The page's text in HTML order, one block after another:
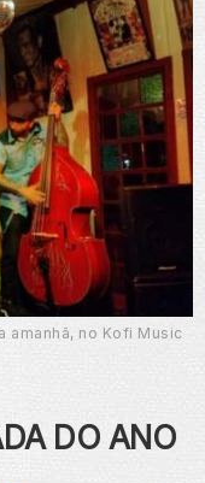
amanhã, no Kofi Music
DO ANO